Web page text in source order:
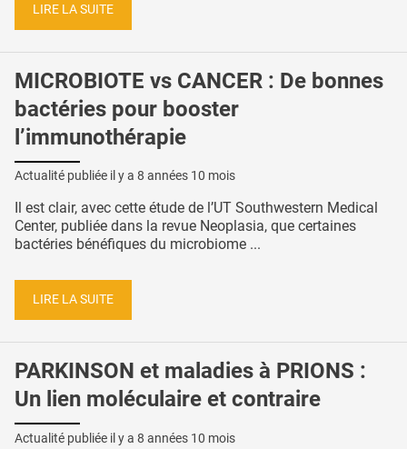
LIRE LA SUITE
MICROBIOTE vs CANCER : De bonnes
bactéries pour booster
l’immunothérapie
Actualité publiée il y a 8 années 10 mois
Il est clair, avec cette étude de l’UT Southwestern Medical
Center, publiée dans la revue Neoplasia, que certaines
bactéries bénéfiques du microbiome ...
LIRE LA SUITE
PARKINSON et maladies à PRIONS :
Un lien moléculaire et contraire
Actualité publiée il y a 8 années 10 mois